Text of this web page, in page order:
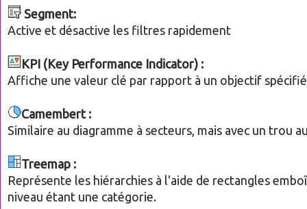
Segment:
Active et désactive les filtres rapidement
KPI (Key Performance Indicator) :
Affiche une valeur clé par rapport à un objectif
Camembert :
Similaire au diagramme à secteurs, mais avec un trou
Treemap :
Représente les hiérarchies à l'aide de rectangles
niveau étant une catégorie.